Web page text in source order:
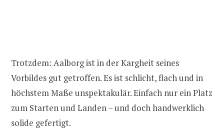
Trotzdem: Aalborg ist in der Kargheit seines
Vorbildes gut getroffen. Es ist schlicht, flach und in
höchstem Maße unspektakulär. Einfach nur ein Platz
zum Starten und Landen – und doch handwerklich
solide gefertigt.